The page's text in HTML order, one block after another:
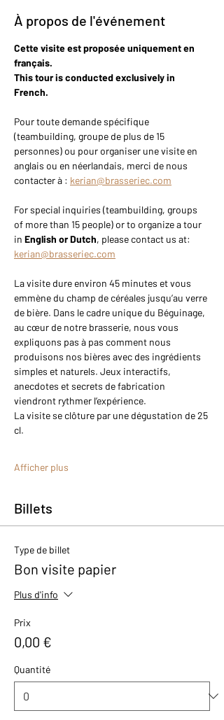
À propos de l'événement
Cette visite est proposée uniquement en
français.
This tour is conducted exclusively in
French.
Pour toute demande spécifique
(teambuilding, groupe de plus de 15
personnes) ou pour organiser une visite en
anglais ou en néerlandais, merci de nous
contacter à : kerian@brasseriec.com
For special inquiries (teambuilding, groups
of more than 15 people) or to organize a tour
in English or Dutch, please contact us at:
kerian@brasseriec.com
La visite dure environ 45 minutes et vous
emmène du champ de céréales jusqu’au verre
de bière. Dans le cadre unique du Béguinage,
au cœur de notre brasserie, nous vous
expliquons pas à pas comment nous
produisons nos bières avec des ingrédients
simples et naturels. Jeux interactifs,
anecdotes et secrets de fabrication
viendront rythmer l’expérience.
La visite se clôture par une dégustation de 25
cl.
Afficher plus
Billets
Type de billet
Bon visite papier
Plus d'info
Prix
0,00 €
Quantité